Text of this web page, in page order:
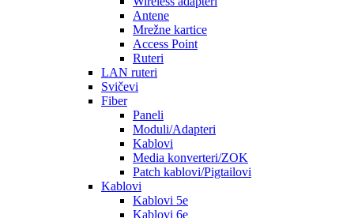
Antene
Mrežne kartice
Access Point
Ruteri
LAN ruteri
Svičevi
Fiber
Paneli
Moduli/Adapteri
Kablovi
Media konverteri/ZOK
Patch kablovi/Pigtailovi
Kablovi
Kablovi 5e
Kablovi 6e